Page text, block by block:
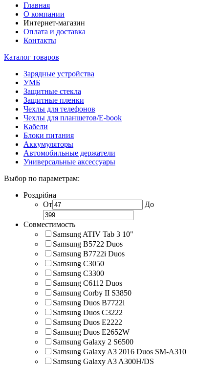
Главная
О компании
Интернет-магазин
Оплата и доставка
Контакты
Каталог товаров
Зарядные устройства
УМБ
Защитные стекла
Защитные пленки
Чехлы для телефонов
Чехлы для планшетов/E-book
Кабели
Блоки питания
Аккумуляторы
Автомобильные держатели
Универсальные аксессуары
Выбор по параметрам:
Роздрібна
От
До
Совместимость
Samsung ATIV Tab 3 10"
Samsung B5722 Duos
Samsung B7722i Duos
Samsung C3050
Samsung C3300
Samsung C6112 Duos
Samsung Corby II S3850
Samsung Duos B7722i
Samsung Duos C3222
Samsung Duos E2222
Samsung Duos E2652W
Samsung Galaxy 2 S6500
Samsung Galaxy A3 2016 Duos SM-A310
Samsung Galaxy A3 A300H/DS